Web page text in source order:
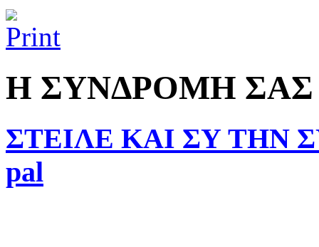
Η ΣΥΝΔΡΟΜΗ ΣΑΣ
ΣΤΕΙΛΕ ΚΑΙ ΣΥ ΤΗΝ
pal